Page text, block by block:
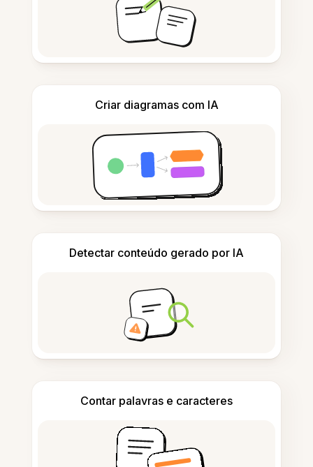
Criar diagramas com IA
Detectar conteúdo gerado por IA
Contar palavras e caracteres